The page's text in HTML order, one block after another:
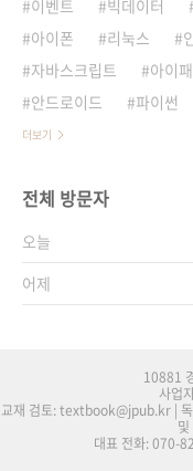
이벤트
빅데이터
아이폰
리눅스
자바스크립트
아이
안드로이드
파이썬
더보기
전체 방문자
오늘
어제
10881
사업
교재 검토: textbook@jpub.kr |
대표 전화: 070-